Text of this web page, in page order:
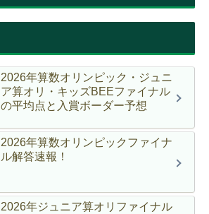
2026年算数オリンピック・ジュニ
ア算オリ・キッズBEEファイナル
の平均点と入賞ボーダー予想
2026年算数オリンピックファイナ
ル解答速報！
2026年ジュニア算オリファイナル